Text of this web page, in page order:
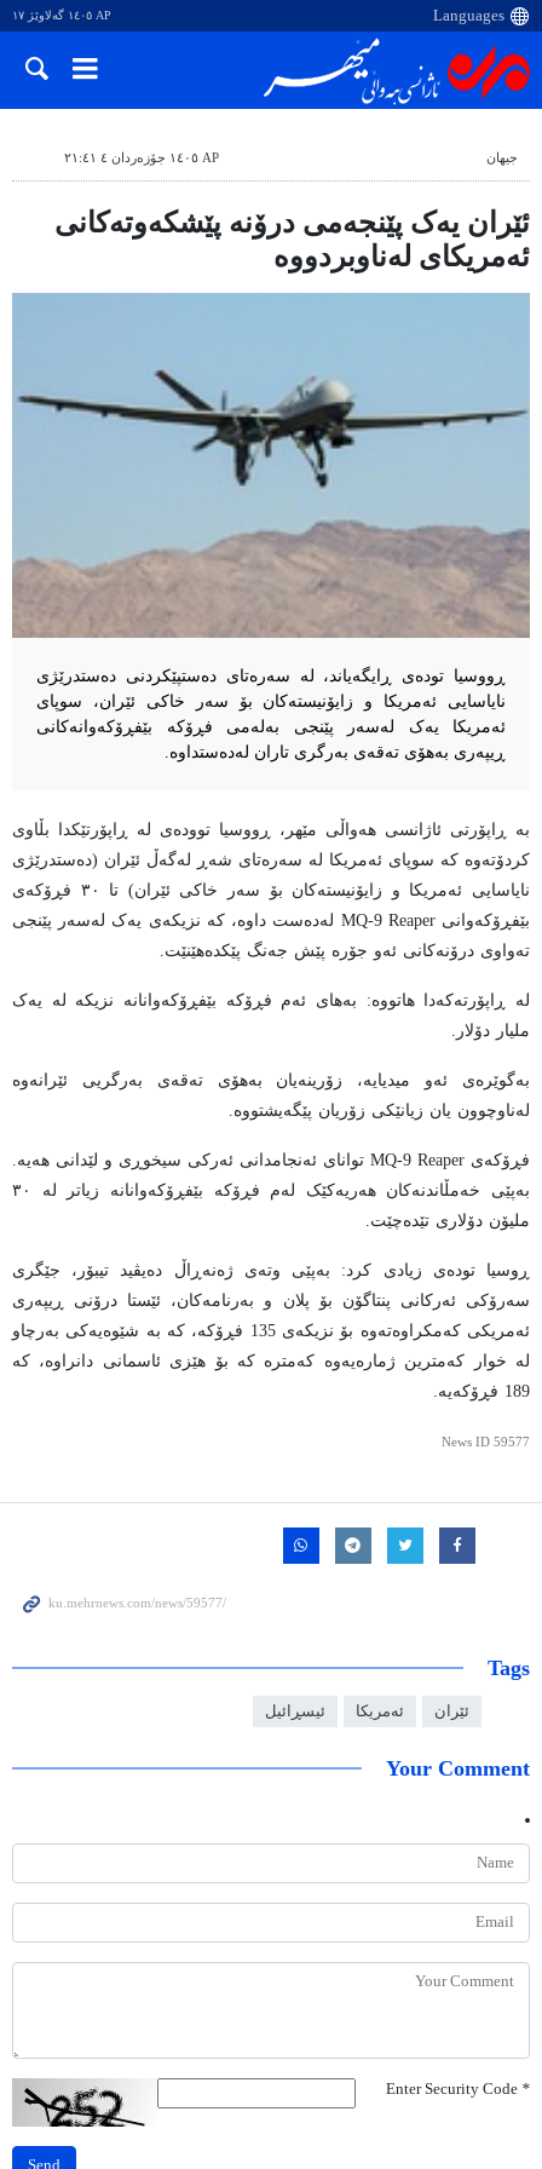
AP ١٤٠٥ گەلاوێژ ١٧
جیهان AP ١٤٠٥ جۆزەردان ٤ ٢١:٤١
ئێران یەک پێنجەمی درۆنە پێشکەوتەکانی
ئەمریکای لەناوبردووە
ڕووسیا تودەی ڕایگەیاند، لە سەرەتای دەستپێکردنی دەستدرێژی
نایاسایی ئەمریکا و زایۆنیستەکان بۆ سەر خاکی ئێران، سوپای
ئەمریکا یەک لەسەر پێنجی بەلەمی فڕۆکە بێفڕۆکەوانەکانی
ڕیپەری بەهۆی تەقەی بەرگری تاران لەدەستداوە.
بە ڕاپۆرتی ئاژانسی هەواڵی مێهر، ڕووسیا توودەی لە ڕاپۆرتێکدا بڵاوی
کردۆتەوە کە سوپای ئەمریکا لە سەرەتای شەڕ لەگەڵ ئێران (دەستدرێژی
نایاسایی ئەمریکا و زایۆنیستەکان بۆ سەر خاکی ئێران) تا ٣٠ فڕۆکەی
بێفڕۆکەوانی MQ-9 Reaper لەدەست داوە، کە نزیکەی یەک لەسەر پێنجی
تەواوی درۆنەکانی ئەو جۆرە پێش جەنگ پێکدەهێنێت.
لە ڕاپۆرتەکەدا هاتووە: بەهای ئەم فڕۆکە بێفڕۆکەوانانە نزیکە لە یەک
ملیار دۆلار.
بەگوێرەی ئەو میدیایە، زۆرینەیان بەهۆی تەقەی بەرگریی ئێرانەوە
لەناوچوون یان زیانێکی زۆریان پێگەیشتووە.
فڕۆکەی MQ-9 Reaper توانای ئەنجامدانی ئەرکی سیخوڕی و لێدانی هەیە.
بەپێی خەمڵاندنەکان هەریەکێک لەم فڕۆکە بێفڕۆکەوانانە زیاتر لە ٣٠
ملیۆن دۆلاری تێدەچێت.
ڕوسیا تودەی زیادی کرد: بەپێی وتەی ژەنەڕاڵ دەیڤید تیبۆر، جێگری
سەرۆکی ئەرکانی پنتاگۆن بۆ پلان و بەرنامەکان، ئێستا درۆنی ڕیپەری
ئەمریکی کەمکراوەتەوە بۆ نزیکەی 135 فڕۆکە، کە بە شێوەیەکی بەرچاو
لە خوار کەمترین ژمارەیەوە کەمترە کە بۆ هێزی ئاسمانی دانراوە، کە
189 فڕۆکەیە.
News ID 59577
Tags
ئێران ئەمریکا ئیسڕائیل
Your Comment
*